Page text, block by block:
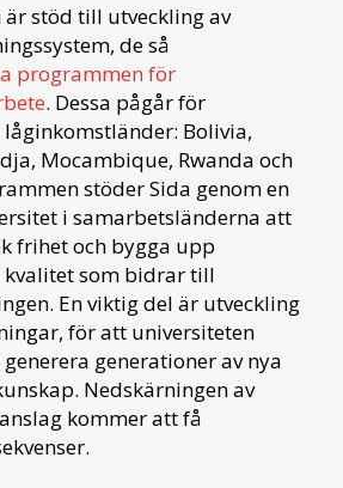
är stöd till utveckling av
de så
programmen för
. Dessa pågår för
låginkomstländer: Bolivia,
Mocambique, Rwanda och
stöder Sida genom en
i samarbetsländerna att
frihet och bygga upp
kvalitet som bidrar till
En viktig del är utveckling
för att universiteten
generationer av nya
Nedskärningen av
kommer att få